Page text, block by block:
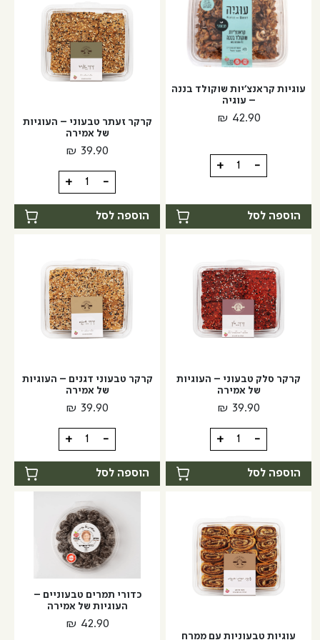
דבש
ושום
עוגיות קראנצ'יות שוקולד בננה
– עוגיה
₪ 42.90
-
כמות
של
קראנצ'יות
שוקולד
-
עוגיה
+
הוספה לסל
קרקר זעתר טבעוני – העוגיות
של אמירה
₪ 39.90
-
כמות
של
קרקר
זעתר
-
העוגיות
של
אמירה
+
הוספה לסל
קרקר סלק טבעוני – העוגיות
של אמירה
₪ 39.90
-
כמות
של
קרקר
סלק
-
העוגיות
של
אמירה
+
הוספה לסל
קרקר טבעוני דגנים – העוגיות
של אמירה
₪ 39.90
-
כמות
של
קרקר
טבעוני
דגנים
-
העוגיות
של
אמירה
+
הוספה לסל
עוגיות טבעוניות עם ממרח
כדורי תמרים טבעוניים –
העוגיות של אמירה
₪ 42.90